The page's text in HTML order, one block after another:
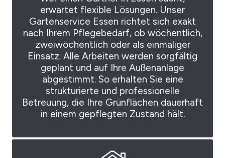
erwartet flexible Lösungen. Unser
Gartenservice Essen richtet sich exakt
nach Ihrem Pflegebedarf, ob wöchentlich,
zweiwöchentlich oder als einmaliger
Einsatz. Alle Arbeiten werden sorgfältig
geplant und auf Ihre Außenanlage
abgestimmt. So erhalten Sie eine
strukturierte und professionelle
Betreuung, die Ihre Grünflächen dauerhaft
in einem gepflegten Zustand hält.